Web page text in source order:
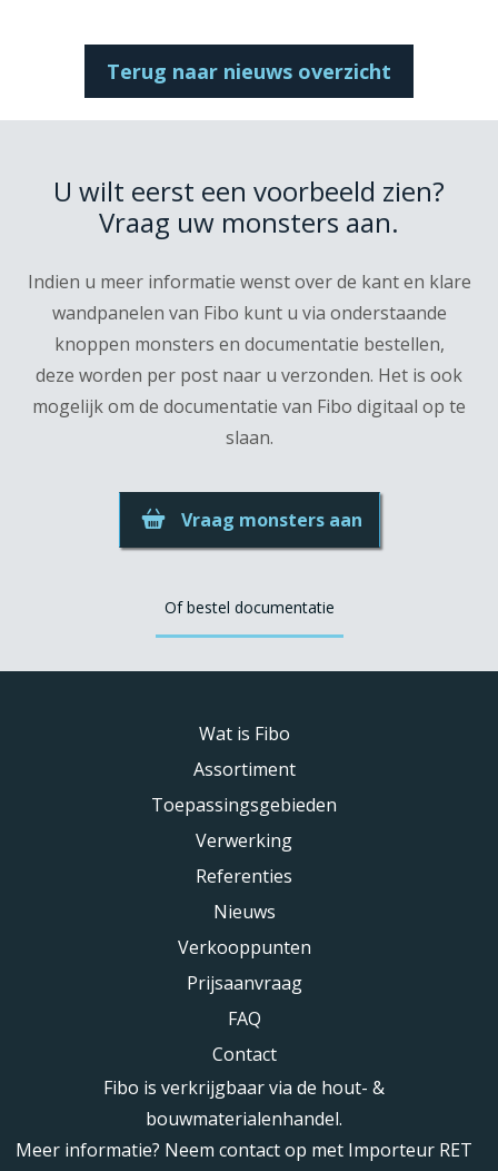
Terug naar nieuws overzicht
U wilt eerst een voorbeeld zien?
Vraag uw monsters aan.
Indien u meer informatie wenst over de kant en klare
wandpanelen van Fibo kunt u via onderstaande
knoppen monsters en documentatie bestellen,
deze worden per post naar u verzonden. Het is ook
mogelijk om de documentatie van Fibo digitaal op te
slaan.
Vraag monsters aan
Of bestel documentatie
Wat is Fibo
Assortiment
Toepassingsgebieden
Verwerking
Referenties
Nieuws
Verkooppunten
Prijsaanvraag
FAQ
Contact
Fibo is verkrijgbaar via de hout- &
bouwmaterialenhandel.
Meer informatie? Neem contact op met Importeur RET